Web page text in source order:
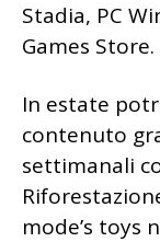
Stadia, PC
Games Store.
In estate
contenuto
settimanali
mode’s toys